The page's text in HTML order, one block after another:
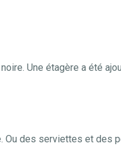
Une étagère a été
Ou des serviettes et des